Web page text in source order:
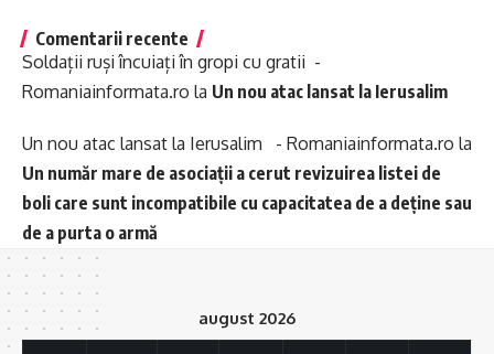
Comentarii recente
Soldații ruși încuiați în gropi cu gratii -
Romaniainformata.ro la Un nou atac lansat la Ierusalim
Un nou atac lansat la Ierusalim - Romaniainformata.ro la
Un număr mare de asociații a cerut revizuirea listei de
boli care sunt incompatibile cu capacitatea de a deține sau
de a purta o armă
august 2026